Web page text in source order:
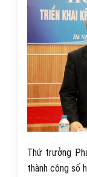
Thứ trưởng
thành công số